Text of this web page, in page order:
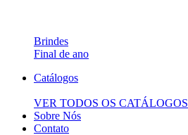
Brindes
Final de ano
Catálogos
VER TODOS OS CATÁLOGOS
Sobre Nós
Contato